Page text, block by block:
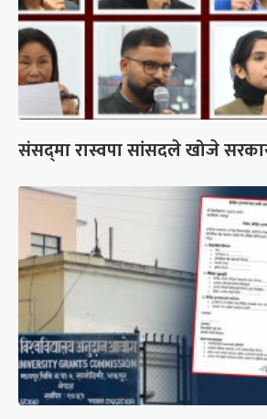
संसद्‍मा रास्वपा सांसदले खोजे